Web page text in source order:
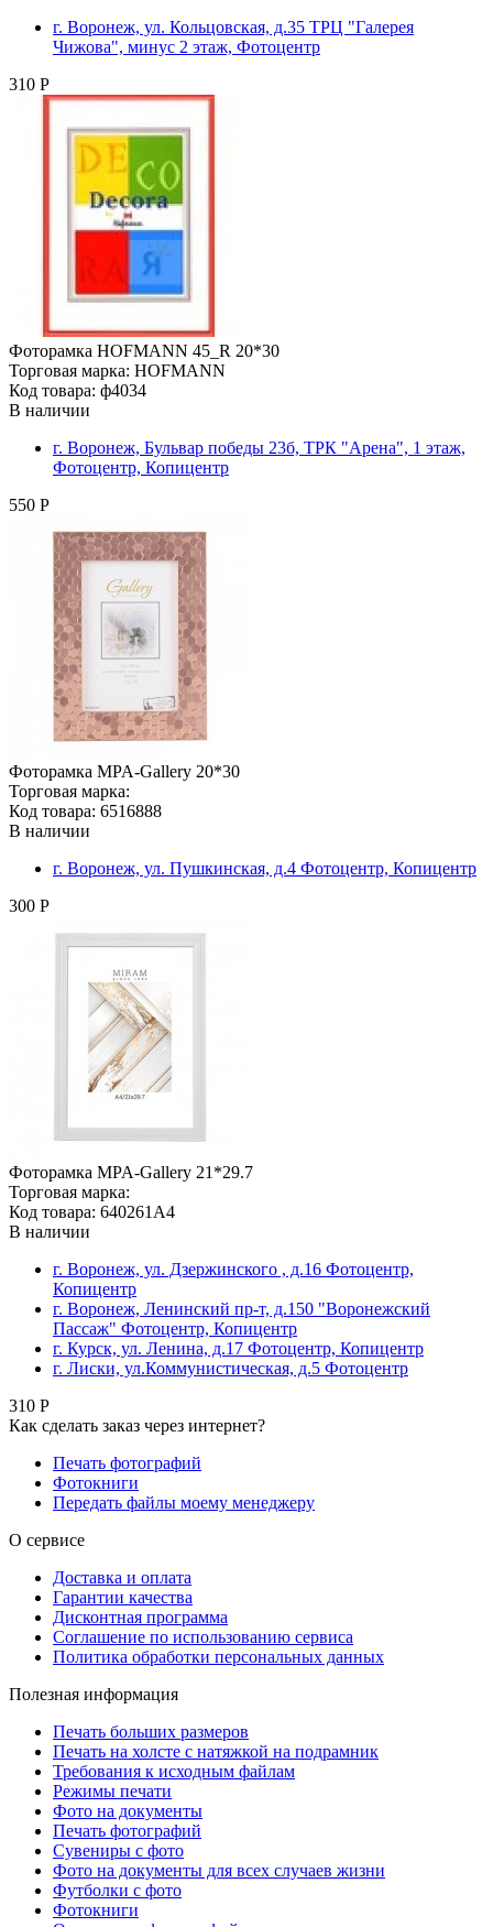
г. Воронеж, ул. Кольцовская, д.35 ТРЦ "Галерея
Чижова", минус 2 этаж, Фотоцентр
310 Р
Фоторамка HOFMANN 45_R 20*30
Торговая марка: HOFMANN
Код товара: ф4034
В наличии
г. Воронеж, Бульвар победы 23б, ТРК "Арена", 1 этаж,
Фотоцентр, Копицентр
550 Р
Фоторамка MPA-Gallery 20*30
Торговая марка:
Код товара: 6516888
В наличии
г. Воронеж, ул. Пушкинская, д.4 Фотоцентр, Копицентр
300 Р
Фоторамка MPA-Gallery 21*29.7
Торговая марка:
Код товара: 640261A4
В наличии
г. Воронеж, ул. Дзержинского , д.16 Фотоцентр,
Копицентр
г. Воронеж, Ленинский пр-т, д.150 "Воронежский
Пассаж" Фотоцентр, Копицентр
г. Курск, ул. Ленина, д.17 Фотоцентр, Копицентр
г. Лиски, ул.Коммунистическая, д.5 Фотоцентр
310 Р
Как сделать заказ через интернет?
Печать фотографий
Фотокниги
Передать файлы моему менеджеру
О сервисе
Доставка и оплата
Гарантии качества
Дисконтная программа
Соглашение по использованию сервиса
Политика обработки персональных данных
Полезная информация
Печать больших размеров
Печать на холсте c натяжкой на подрамник
Требования к исходным файлам
Режимы печати
Фото на документы
Печать фотографий
Сувениры с фото
Фото на документы для всех случаев жизни
Футболки с фото
Фотокниги